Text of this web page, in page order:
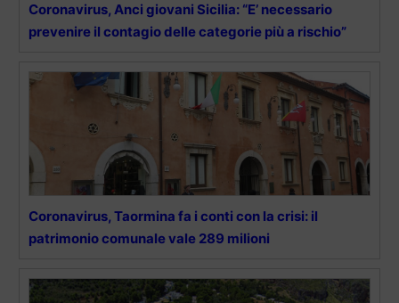
Coronavirus, Anci giovani Sicilia: “E’ necessario
prevenire il contagio delle categorie più a rischio”
Coronavirus, Taormina fa i conti con la crisi: il
patrimonio comunale vale 289 milioni